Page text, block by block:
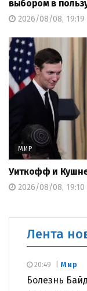
выбором в
2026/08/08, 19:19
МИР
Уиткофф и
2026/08/08, 19:10
Лента
Мир
Болезнь
20:49